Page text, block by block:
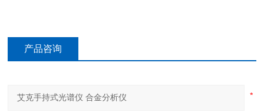
产品咨询